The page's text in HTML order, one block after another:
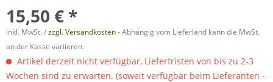
15,50 € *
inkl. MwSt. /zzgl. Versandkosten- Abhängig vom Lieferland kann die MwSt.
an der Kasse variieren.
Artikel derzeit nicht verfügbar, Lieferfristen von bis zu 2-3
Wochen sind zu erwarten. (soweit verfügbar beim Lieferanten -